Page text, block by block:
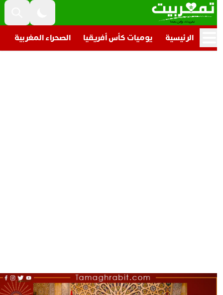
الرئيسية يوميات كأس أفريقيا الصحراء المغربية